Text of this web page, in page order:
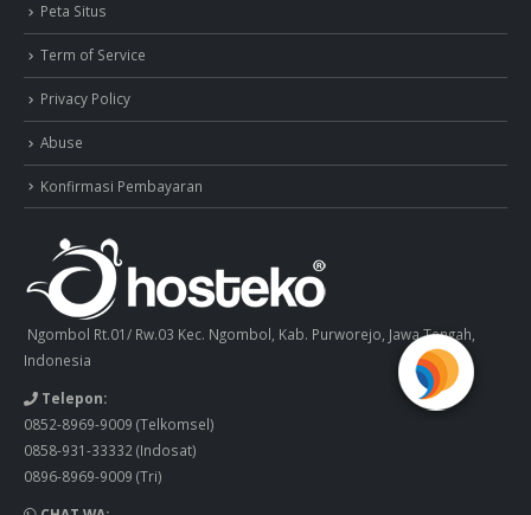
Peta Situs
Term of Service
Privacy Policy
Abuse
Konfirmasi Pembayaran
Ngombol Rt.01/ Rw.03 Kec. Ngombol, Kab. Purworejo, Jawa Tengah,
Indonesia
Telepon:
0852-8969-9009 (Telkomsel)
0858-931-33332(Indosat)
0896-8969-9009 (Tri)